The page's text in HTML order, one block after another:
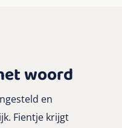
woord
en
Fientje krijgt